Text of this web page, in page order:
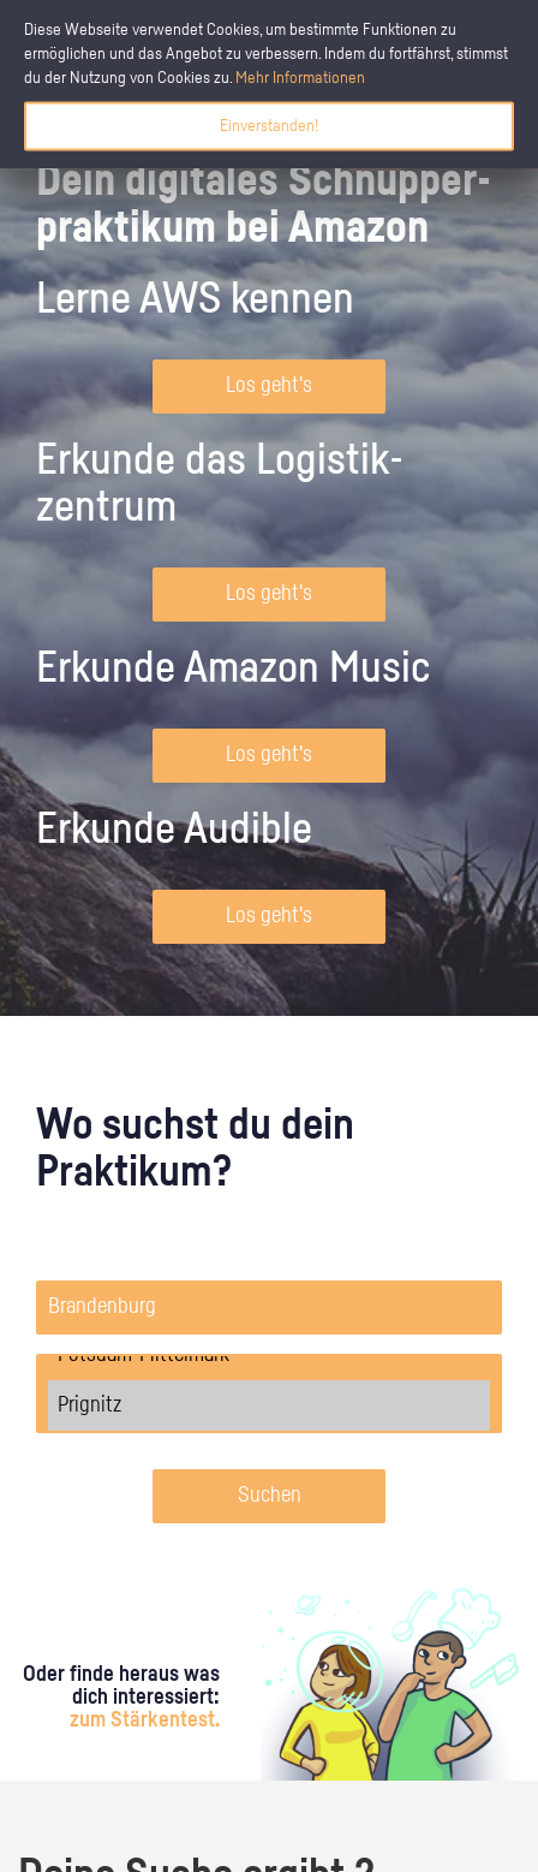
Diese Webseite verwendet Cookies, um bestimmte Funktionen zu
ermöglichen und das Angebot zu verbessern. Indem du fortfährst, stimmst
du der Nutzung von Cookies zu. Mehr Informationen
Einverstanden!
Dein digitales Schnupper­
praktikum bei Amazon
Lerne AWS kennen
Los geht's
Erkunde das Logistik­
zentrum
Los geht's
Erkunde Amazon Music
Los geht's
Erkunde Audible
Los geht's
Wo suchst du dein
Praktikum?
Suchen
Oder finde heraus was
dich interessiert:
zum Stärkentest.